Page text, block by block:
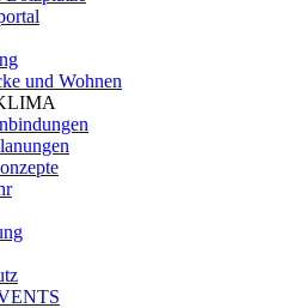
und Wohnen